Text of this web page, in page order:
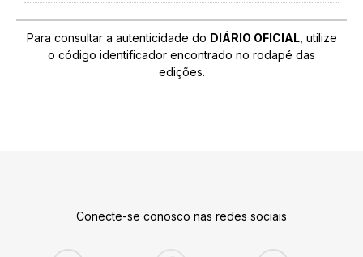
Para consultar a autenticidade do DIÁRIO OFICIAL, utilize
o código identificador encontrado no rodapé das
edições.
Conecte-se conosco nas redes sociais